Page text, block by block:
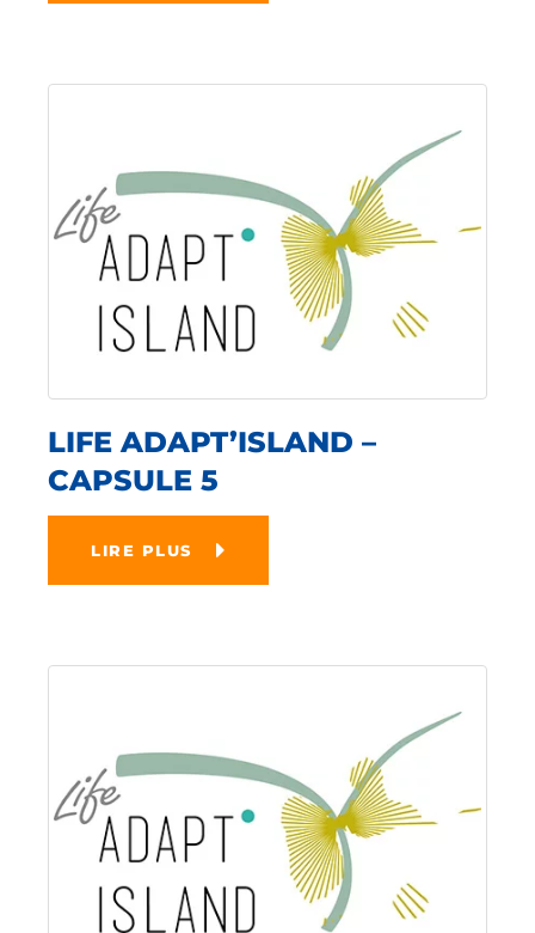
LIFE ADAPT’ISLAND –
CAPSULE 5
LIRE PLUS